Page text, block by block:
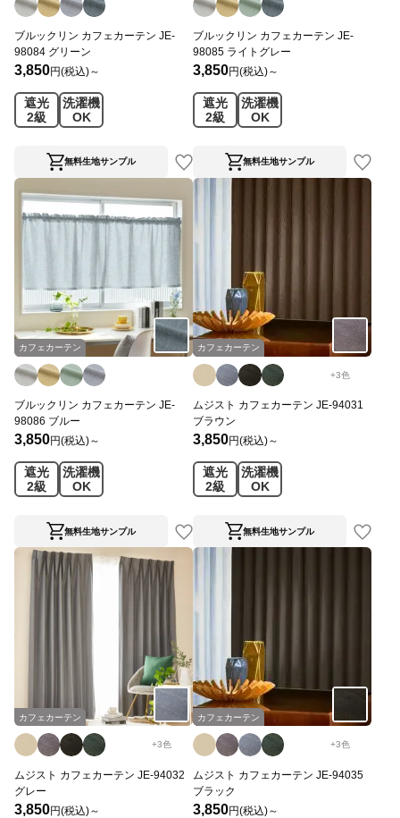
ブルックリン カフェカーテン JE-
98084 グリーン
3,850円(税込)～
遮光
2級
洗濯機
OK
無料生地サンプル
ブルックリン カフェカーテン JE-
98085 ライトグレー
3,850円(税込)～
遮光
2級
洗濯機
OK
無料生地サンプル
カフェカーテン
ブルックリン カフェカーテン JE-
98086 ブルー
3,850円(税込)～
遮光
2級
洗濯機
OK
無料生地サンプル
カフェカーテン
+3色
ムジスト カフェカーテン JE-94031
ブラウン
3,850円(税込)～
遮光
2級
洗濯機
OK
無料生地サンプル
カフェカーテン
+3色
ムジスト カフェカーテン JE-94032
グレー
3,850円(税込)～
カフェカーテン
+3色
ムジスト カフェカーテン JE-94035
ブラック
3,850円(税込)～